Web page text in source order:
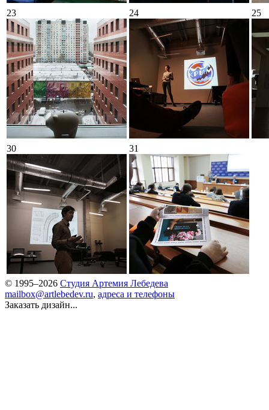
23 24 25
30 31
© 1995–2026 Студия Артемия Лебедева
mailbox@artlebedev.ru, адреса и телефоны
Заказать дизайн...